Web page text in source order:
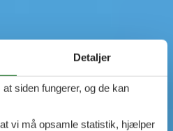
Detaljer
siden fungerer, og de kan
vi må opsamle statistik, hjælper